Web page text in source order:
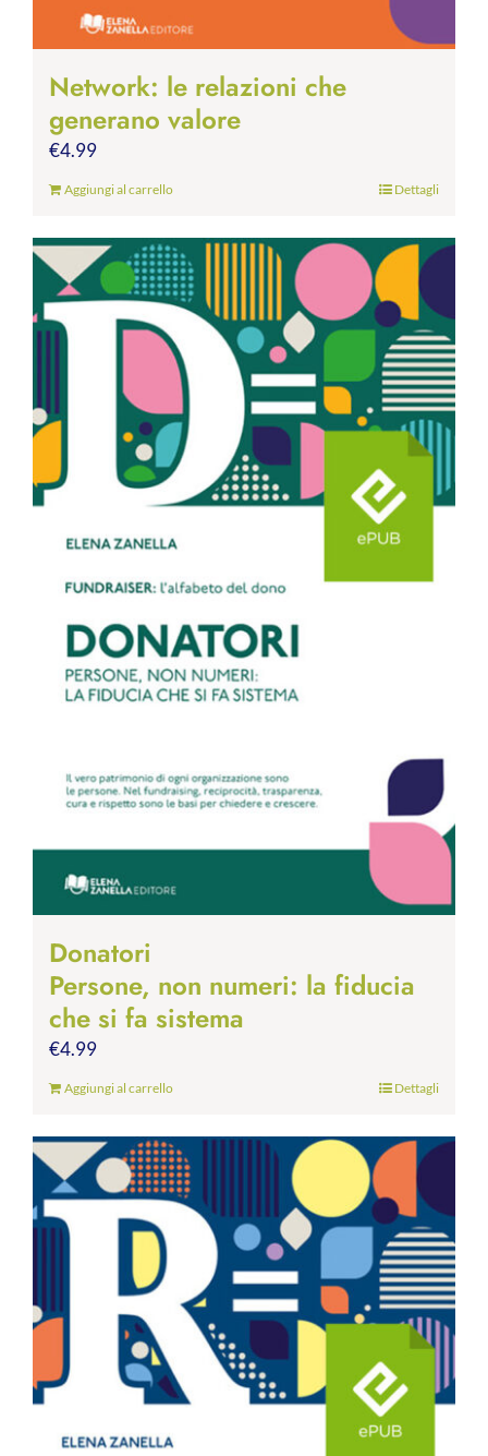
Network: le relazioni che
generano valore
€4.99
Aggiungi al carrello Dettagli
Donatori
Persone, non numeri: la fiducia
che si fa sistema
€4.99
Aggiungi al carrello Dettagli